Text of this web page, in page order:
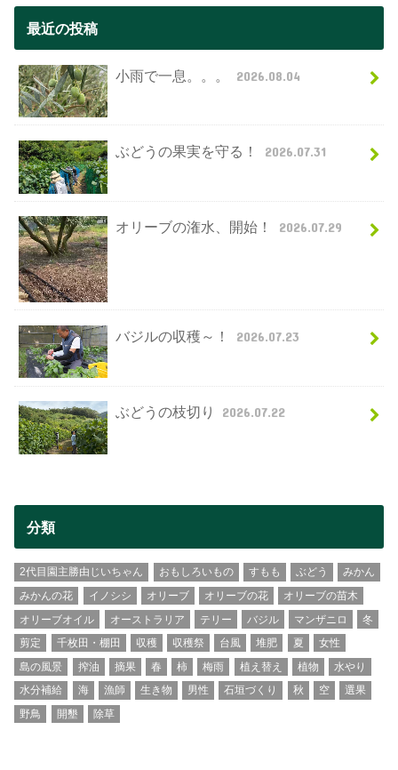
最近の投稿
小雨で一息。。。 2026.08.04
ぶどうの果実を守る！ 2026.07.31
オリーブの潅水、開始！ 2026.07.29
バジルの収穫～！ 2026.07.23
ぶどうの枝切り 2026.07.22
分類
2代目園主勝由じいちゃん おもしろいもの すもも ぶどう
みかん
みかんの花
イノシシ オリーブ オリーブの花
オリーブの苗木
オリーブオイル
オーストラリア テリー バジル マンザニロ
冬
剪定
千枚田・棚田 収穫 収穫祭 台風 堆肥 夏
女性
島の風景
搾油 摘果 春 柿 梅雨 植え替え 植物
水やり
水分補給
海 漁師 生き物 男性 石垣づくり 秋 空
選果
野鳥
開墾 除草